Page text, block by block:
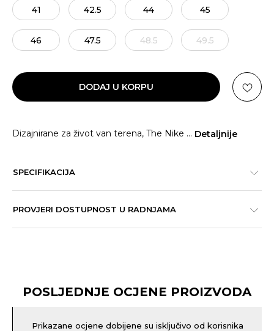
41 42.5 44 45
46 47.5 48.5 49.5
DODAJ U KORPU
Dizajnirane za život van terena, The Nike ... Detaljnije
SPECIFIKACIJA
PROVJERI DOSTUPNOST U RADNJAMA
POSLJEDNJE OCJENE PROIZVODA
Prikazane ocjene dobijene su isključivo od korisnika